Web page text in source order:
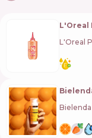
L'Oreal
L'Oreal
Bielenda